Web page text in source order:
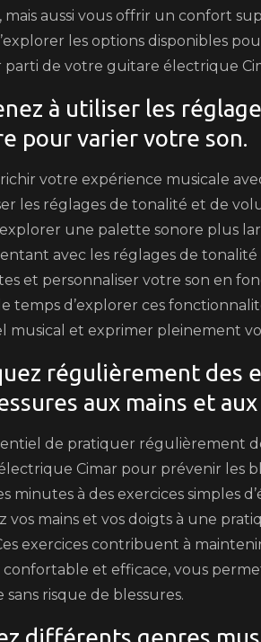
mais aussi vous offrir un confort
les options disponibles
parti de votre guitare électrique
à utiliser les
pour varier votre son.
votre expérience musicale
les réglages de tonalité et de
une palette sonore plus
avec les réglages de
et personnaliser votre son en
temps d’explorer ces
musical et exprimer pleinement
régulièrement des
aux mains et
de pratiquer régulièrement
Cimar pour prévenir les
minutes à des exercices simples
vos mains et vos doigts à une
exercices contribuent à
confortable et efficace, vous
sans risque de blessures.